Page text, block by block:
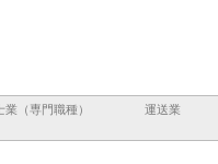
業（専門職種） 運送業